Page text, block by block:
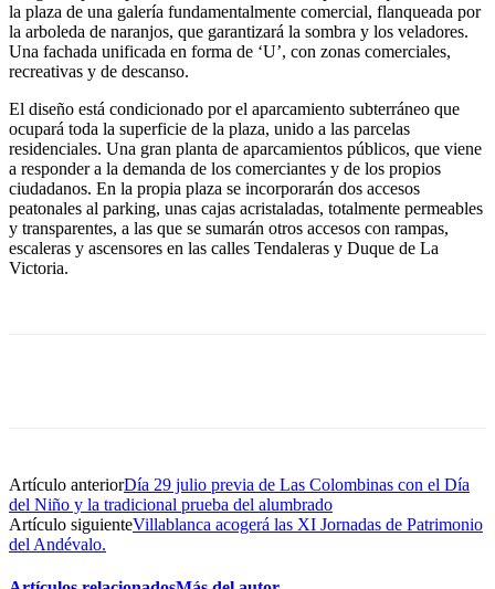
la plaza de una galería fundamentalmente comercial, flanqueada por
la arboleda de naranjos, que garantizará la sombra y los veladores.
Una fachada unificada en forma de ‘U’, con zonas comerciales,
recreativas y de descanso.
El diseño está condicionado por el aparcamiento subterráneo que
ocupará toda la superficie de la plaza, unido a las parcelas
residenciales. Una gran planta de aparcamientos públicos, que viene
a responder a la demanda de los comerciantes y de los propios
ciudadanos. En la propia plaza se incorporarán dos accesos
peatonales al parking, unas cajas acristaladas, totalmente permeables
y transparentes, a las que se sumarán otros accesos con rampas,
escaleras y ascensores en las calles Tendaleras y Duque de La
Victoria.
Artículo anteriorDía 29 julio previa de Las Colombinas con el Día
del Niño y la tradicional prueba del alumbrado
Artículo siguienteVillablanca acogerá las XI Jornadas de Patrimonio
del Andévalo.